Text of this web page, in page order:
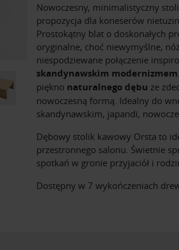
Nowoczesny, minimalistyczny
propozycja dla koneserów
Prostokątny blat o doskonałych
oryginalne, choć niewymyślne,
niespodziewane połączenie
skandynawskim modernizmem
piękno naturalnego dębu ze
nowoczesną formą. Idealny do
skandynawskim, japandi,
Dębowy stolik kawowy Orsta to
przestronnego salonu. Świetnie
spotkań w gronie przyjaciół i
Dostępny w 7 wykończeniach